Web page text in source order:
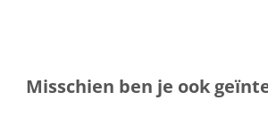
Misschien ben je ook